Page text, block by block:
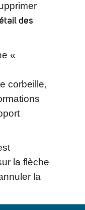
des
«
corbeille,
la flèche
la